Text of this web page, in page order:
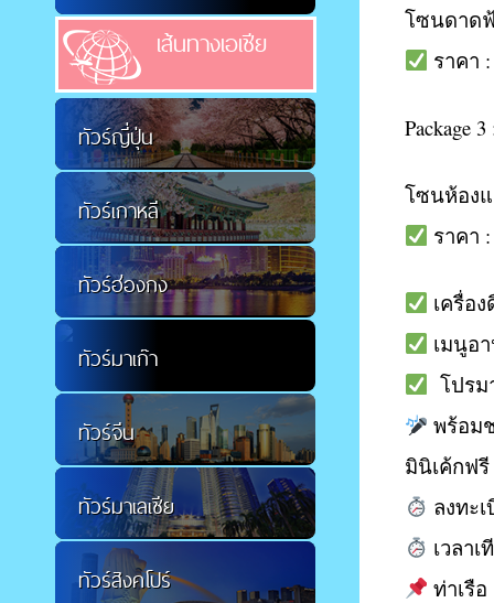
เส้นทางเอเชีย
ทัวร์ญี่ปุ่น
ทัวร์เกาหลี
ทัวร์ฮ่องกง
ทัวร์มาเก๊า
ทัวร์จีน
ทัวร์มาเลเซีย
ทัวร์สิงคโปร์
โซนดาด
ราคา
Package
โซนห้อง
ราคา
เครื่อ
เมนูอ
โปรม
พร้อม
มินิเค้กฟ
ลงทะ
เวลาเ
ท่าเรื